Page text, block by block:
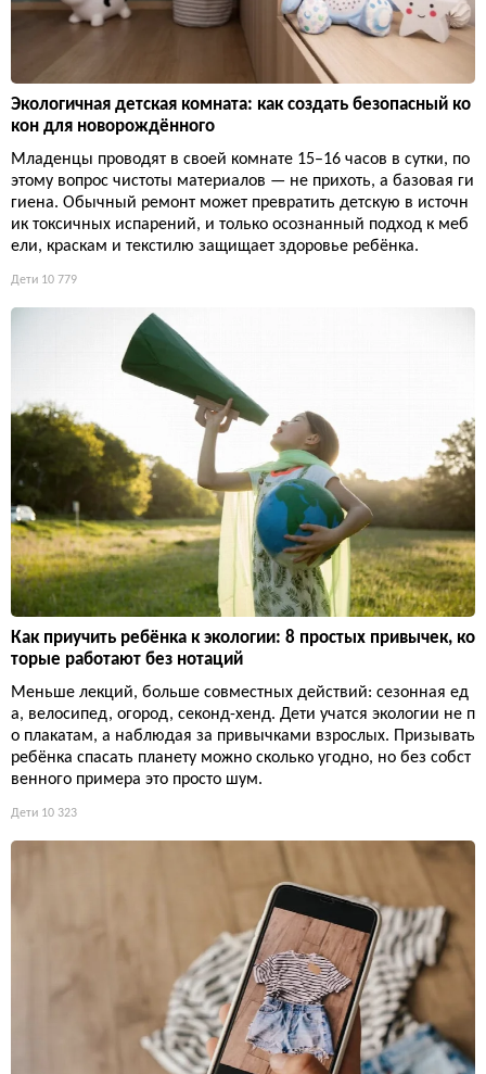
Экологичная детская комната: как создать безопасный ко
кон для новорождённого
Младенцы проводят в своей комнате 15–16 часов в сутки, по
этому вопрос чистоты материалов — не прихоть, а базовая ги
гиена. Обычный ремонт может превратить детскую в источн
ик токсичных испарений, и только осознанный подход к меб
ели, краскам и текстилю защищает здоровье ребёнка.
Дети 10 779
Как приучить ребёнка к экологии: 8 простых привычек, ко
торые работают без нотаций
Меньше лекций, больше совместных действий: сезонная ед
а, велосипед, огород, секонд-хенд. Дети учатся экологии не п
о плакатам, а наблюдая за привычками взрослых. Призывать
ребёнка спасать планету можно сколько угодно, но без собст
венного примера это просто шум.
Дети 10 323